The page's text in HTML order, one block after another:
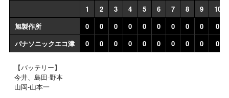
1 2 3 4 5 6 7 8 9
10
旭製作所
0 0 0 0 0 0 0 0 0
0
パナソニックエコ津
0 0 0 0 0 0 0 0 0 0
【バッテリー】
今井、島田-野本
山岡-山本一